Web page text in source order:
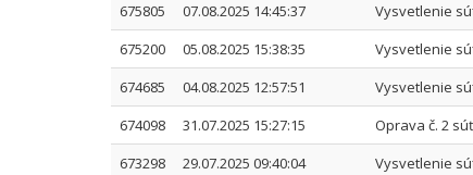
675805
07.08.2025 14:45:37 Vysvetlenie
675200
05.08.2025 15:38:35 Vysvetlenie
674685
04.08.2025 12:57:51 Vysvetlenie
674098
31.07.2025 15:27:15 Oprava č. 2
673298
29.07.2025 09:40:04 Vysvetlenie